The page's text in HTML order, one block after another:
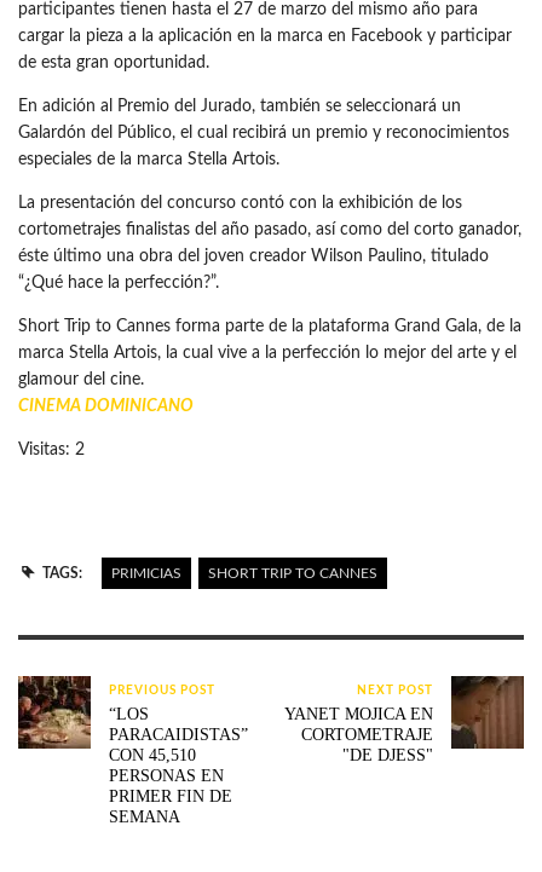
participantes tienen hasta el 27 de marzo del mismo año para
cargar la pieza a la aplicación en la marca en Facebook y participar
de esta gran oportunidad.
En adición al Premio del Jurado, también se seleccionará un
Galardón del Público, el cual recibirá un premio y reconocimientos
especiales de la marca Stella Artois.
La presentación del concurso contó con la exhibición de los
cortometrajes finalistas del año pasado, así como del corto ganador,
éste último una obra del joven creador Wilson Paulino, titulado
“¿Qué hace la perfección?”.
Short Trip to Cannes forma parte de la plataforma Grand Gala, de la
marca Stella Artois, la cual vive a la perfección lo mejor del arte y el
glamour del cine.
CINEMA DOMINICANO
Visitas: 2
TAGS: PRIMICIAS SHORT TRIP TO CANNES
PREVIOUS POST
“LOS
PARACAIDISTAS”
CON 45,510
PERSONAS EN
PRIMER FIN DE
SEMANA
NEXT POST
YANET MOJICA EN
CORTOMETRAJE
"DE DJESS"